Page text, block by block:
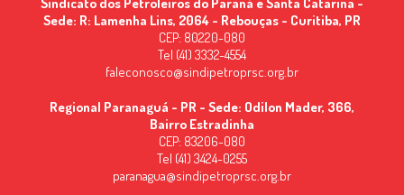
Sindicato dos Petroleiros do Paraná e Santa Catarina -
Sede: R: Lamenha Lins, 2064 - Rebouças - Curitiba, PR
CEP: 80220-080
Tel (41) 3332-4554
faleconosco@sindipetroprsc.org.br
Regional Paranaguá - PR - Sede: Odilon Mader, 366,
Bairro Estradinha
CEP: 83206-080
Tel (41) 3424-0255
paranagua@sindipetroprsc.org.br